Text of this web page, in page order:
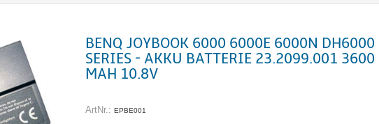
BENQ JOYBOOK 6000 6000E 6000N DH6000
SERIES - AKKU BATTERIE 23.2099.001 3600
MAH 10.8V
ArtNr.:EPBE001